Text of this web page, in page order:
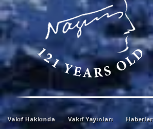
Vakıf Hakkında Vakıf Yayınları Haberler